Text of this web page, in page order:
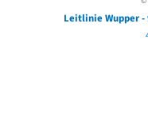
Leitlinie Wupper -